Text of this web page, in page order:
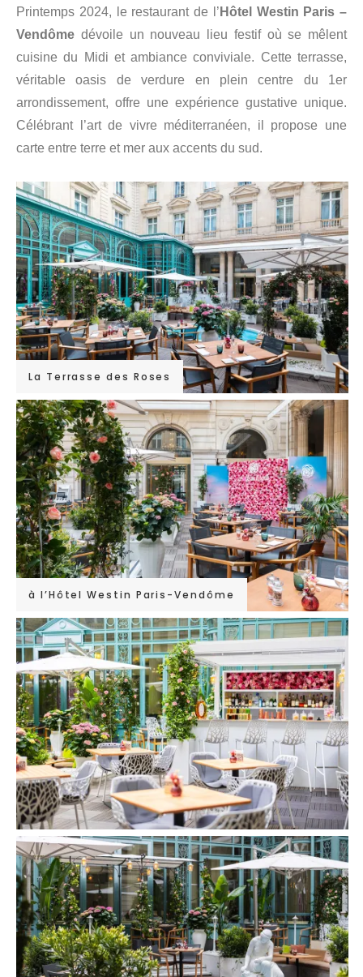
Printemps 2024, le restaurant de l’ Hôtel Westin Paris –
Vendôme dévoile un nouveau lieu festif où se mêlent
cuisine du Midi et ambiance conviviale. Cette terrasse,
véritable oasis de verdure en plein centre du 1er
arrondissement, offre une expérience gustative unique.
Célébrant l’art de vivre méditerranéen, il propose une
carte entre terre et mer aux accents du sud.
La Terrasse des Roses
à l’Hôtel Westin Paris-Vendôme